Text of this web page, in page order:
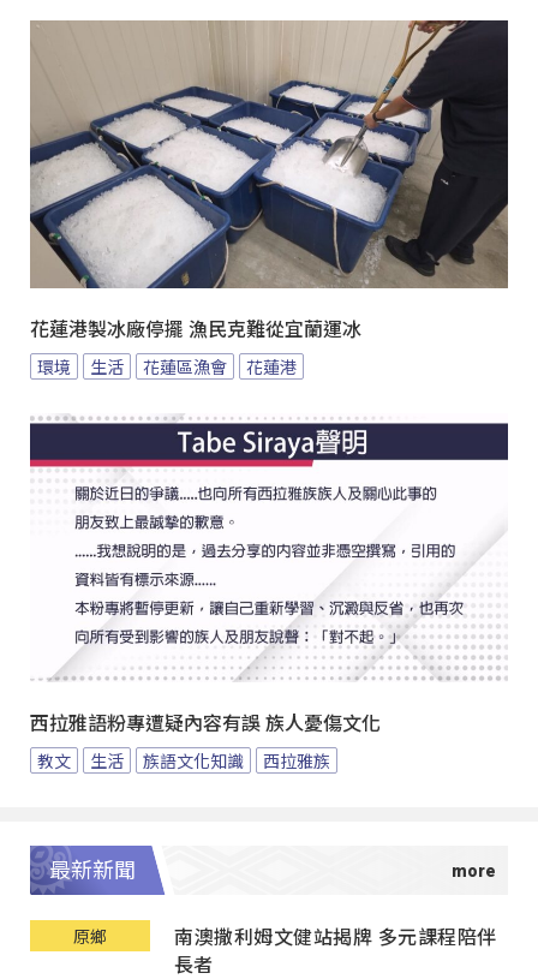
花蓮港製冰廠停擺 漁民克難從宜蘭運冰
環境 生活 花蓮區漁會 花蓮港
西拉雅語粉專遭疑內容有誤 族人憂傷文化
教文 生活 族語文化知識 西拉雅族
最新新聞
原鄉
南澳撒利姆文健站揭牌 多元課程陪伴
長者